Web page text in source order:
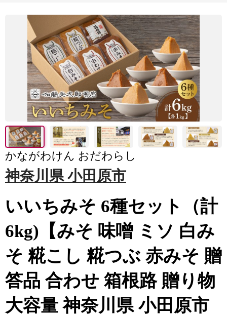
かながわけん おだわらし
神奈川県 小田原市
いいちみそ 6種セット（計
6kg)【みそ 味噌 ミソ 白み
そ 糀こし 糀つぶ 赤みそ 贈
答品 合わせ 箱根路 贈り物
大容量 神奈川県 小田原市